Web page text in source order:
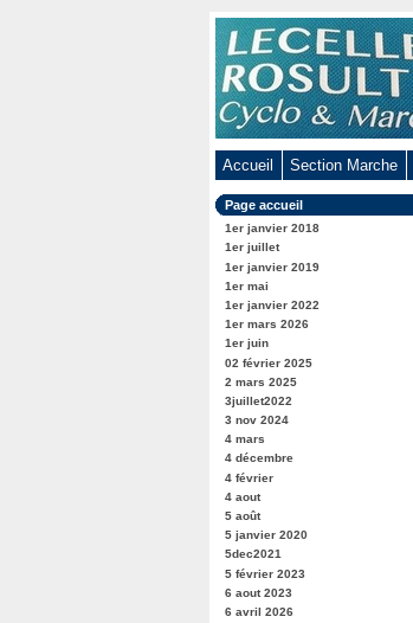
Accueil Section Marche
Dans
la
rubrique
:
Page accueil
1er janvier 2018
1er juillet
1er janvier 2019
1er mai
1er janvier 2022
1er mars 2026
1er juin
02 février 2025
2 mars 2025
3juillet2022
3 nov 2024
4 mars
4 décembre
4 février
4 aout
5 août
5 janvier 2020
5dec2021
5 février 2023
6 aout 2023
6 avril 2026